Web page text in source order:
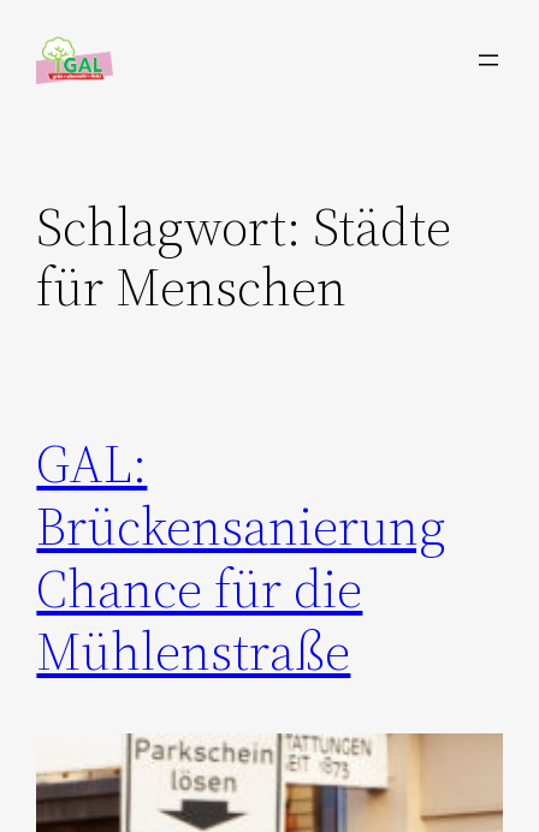
Inhalt
springen
Schlagwort: Städte
für Menschen
GAL:
Brückensanierung
Chance für die
Mühlenstraße